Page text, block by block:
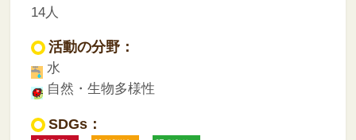
14人
活動の分野：
水
自然・生物多様性
SDGs：